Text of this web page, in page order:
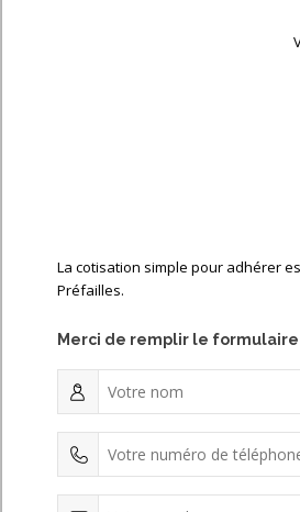
La cotisation simple pour adhérer
Préfailles.
Merci de remplir le